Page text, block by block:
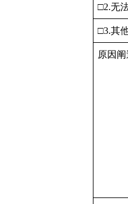
□2.无
□3.其
原因阐